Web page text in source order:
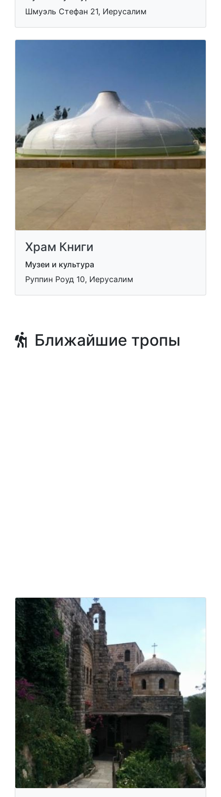
Шмуэль Стефан 21, Иерусалим
Храм Книги
Музеи и культура
Руппин Роуд 10, Иерусалим
Ближайшие тропы